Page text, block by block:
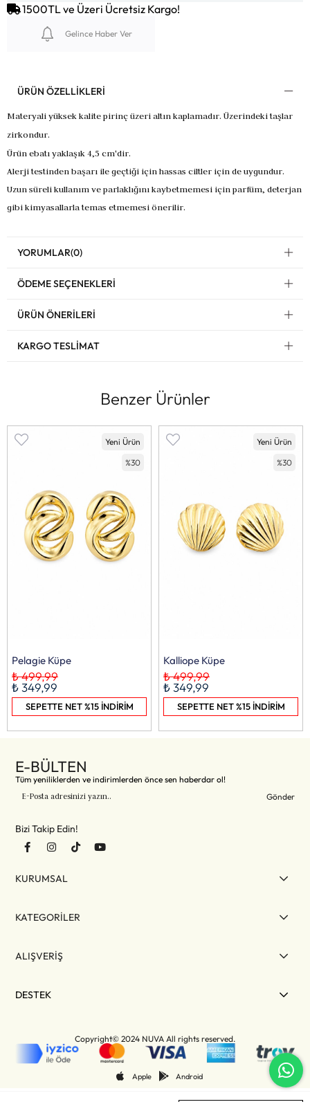
1500TL ve Üzeri Ücretsiz Kargo!
Gelince Haber Ver
ÜRÜN ÖZELLIKLERI
Materyali yüksek kalite pirinç üzeri altın kaplamadır. Üzerindeki taşlar
zirkondur.
Ürün ebatı yaklaşık 4,5 cm'dir.
Alerji testinden başarı ile geçtiği için hassas ciltler için de uygundur.
Uzun süreli kullanım ve parlaklığını kaybetmemesi için parfüm, deterjan
gibi kimyasallarla temas etmemesi önerilir.
YORUMLAR(0)
ÖDEME SEÇENEKLERI
ÜRÜN ÖNERILERI
KARGO TESLIMAT
Benzer Ürünler
Pelagie Küpe
₺ 349,99
₺ 499,99
SEPETTE NET %15 İNDİRİM
Yeni Ürün
%30
Kalliope Küpe
₺ 349,99
₺ 499,99
SEPETTE NET %15 İNDİRİM
Yeni Ürün
%30
E-BÜLTEN
Tüm yeniliklerden ve indirimlerden önce sen haberdar ol!
Gönder
Bizi Takip Edin!
KURUMSAL
KATEGORİLER
ALIŞVERİŞ
DESTEK
Copyright© 2024 NUVA All rights reserved.
Apple Android